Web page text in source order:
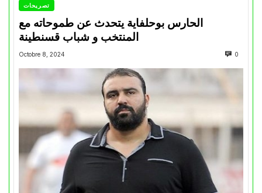
تصريحات
الحارس بوحلفاية يتحدث عن طموحاته مع
المنتخب و شباب قسنطينة
Octobre 8, 2024 0